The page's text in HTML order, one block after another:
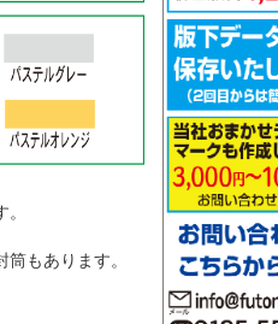
筒もあります。